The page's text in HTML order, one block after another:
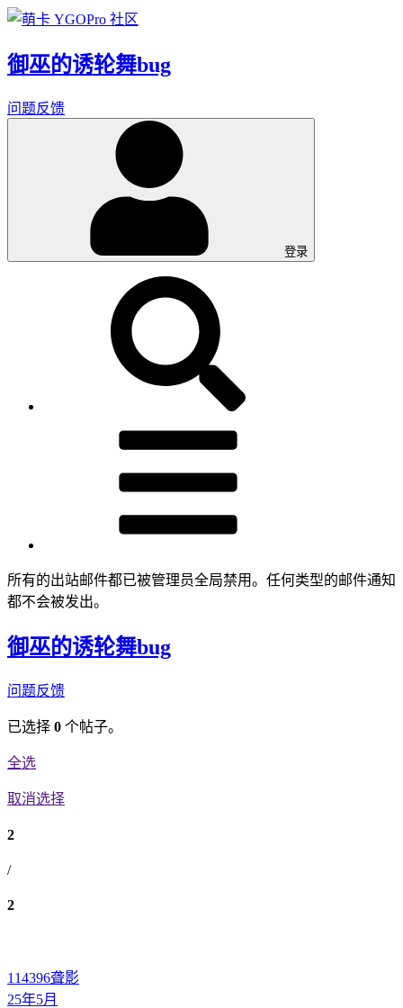
御巫的诱轮舞bug
问题反馈
登录
所有的出站邮件都已被管理员全局禁用。任何类型的邮件通知
都不会被发出。
御巫的诱轮舞bug
问题反馈
已选择 0 个帖子。
全选
取消选择
2
/
2
114396聋影
25年5月